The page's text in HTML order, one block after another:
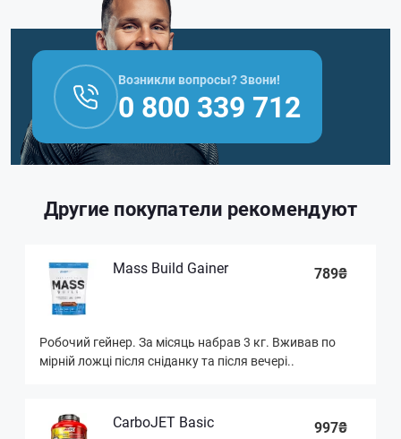
Возникли вопросы? Звони!
0 800 339 712
Другие покупатели рекомендуют
Mass Build Gainer 789₴
Робочий гейнер. За місяць набрав 3 кг. Вживав по
мірній ложці після сніданку та після вечері..
CarboJET Basic 997₴